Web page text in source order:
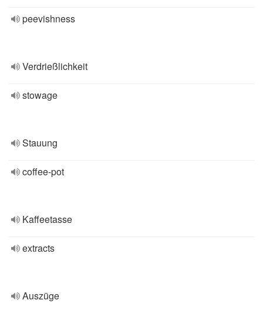
peevishness
Verdrießlichkeit
stowage
Stauung
coffee-pot
Kaffeetasse
extracts
Auszüge